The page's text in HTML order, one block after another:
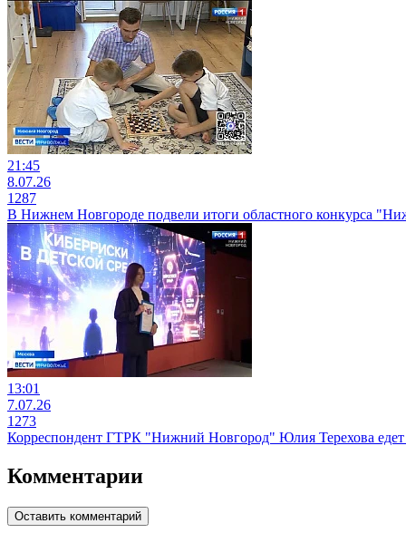
21:45
8.07.26
1287
В Нижнем Новгороде подвели итоги областного конкурса
13:01
7.07.26
1273
Корреспондент ГТРК "Нижний Новгород" Юлия Терехова
Комментарии
Оставить комментарий